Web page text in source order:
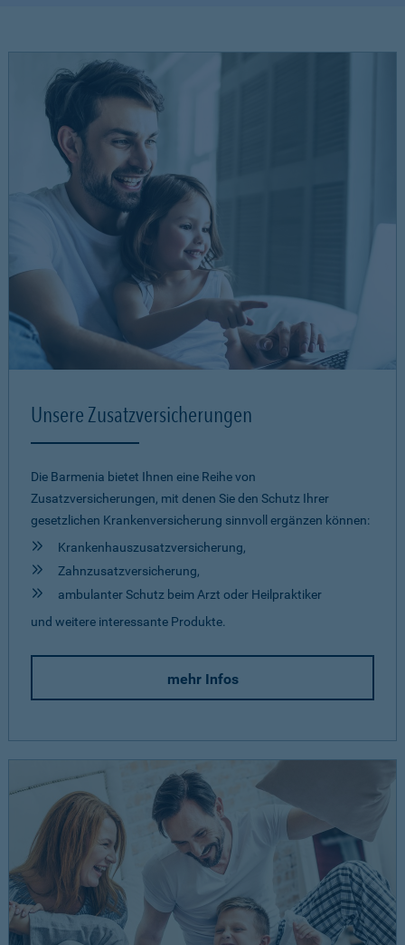
Unsere Zusatzversicherungen
Die Barmenia bietet Ihnen eine Reihe von
Zusatzversicherungen, mit denen Sie den Schutz Ihrer
gesetzlichen Krankenversicherung sinnvoll ergänzen können:
Krankenhauszusatzversicherung,
Zahnzusatzversicherung,
ambulanter Schutz beim Arzt oder Heilpraktiker
und weitere interessante Produkte.
mehr Infos